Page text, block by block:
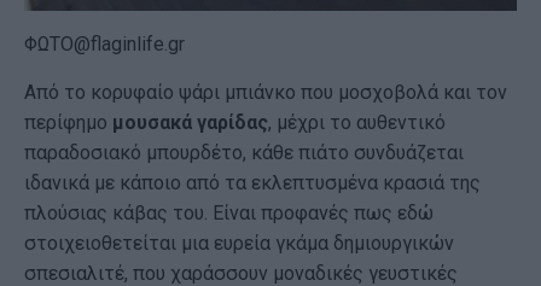
ΦΩΤΟ@flaginlife.gr
Από το κορυφαίο ψάρι μπιάνκο που μοσχοβολά και τον
περίφημο μουσακά γαρίδας, μέχρι το αυθεντικό
παραδοσιακό μπουρδέτο, κάθε πιάτο συνδυάζεται
ιδανικά με κάποιο από τα εκλεπτυσμένα κρασιά της
πλούσιας κάβας του. Είναι προφανές πως εδώ
στοιχειοθετείται μια ευρεία γκάμα δημιουργικών
σπεσιαλιτέ, που χαράσσουν μοναδικές γευστικές